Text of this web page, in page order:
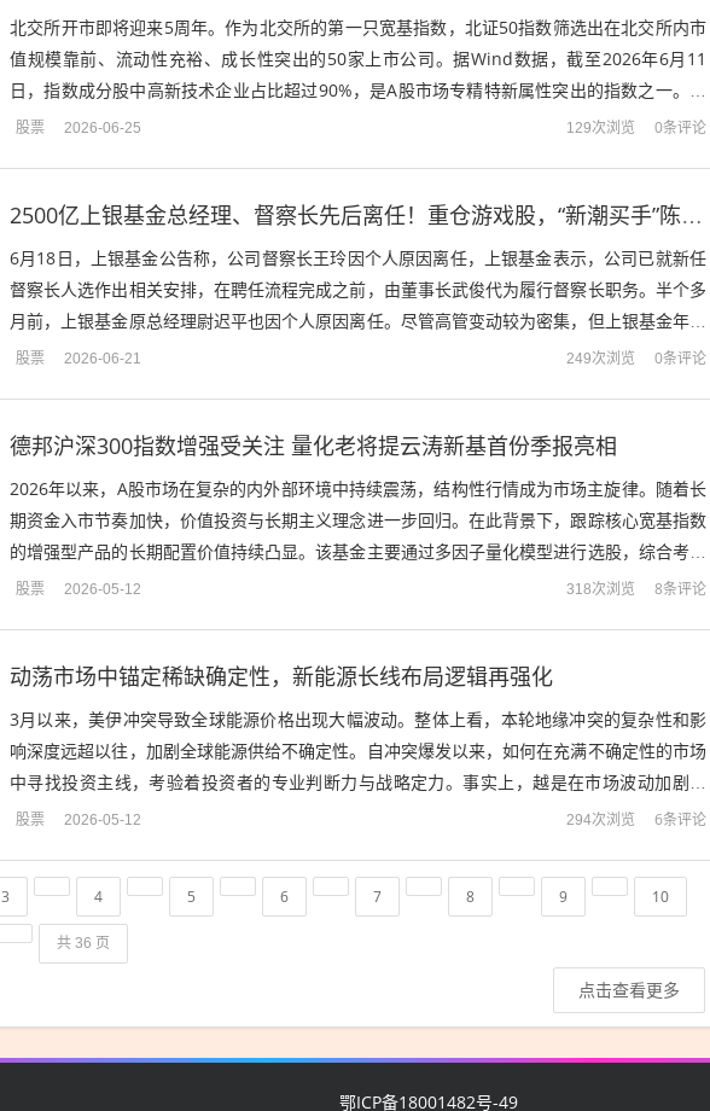
北交所开市即将迎来5周年。作为北交所的第一只宽基指数，北证50指数筛选出在北交所内市
值规模靠前、流动性充裕、成长性突出的50家上市公司。据Wind数据，截至2026年6月11
日，指数成分股中高新技术企业占比超过90%，是A股市场专精特新属性突出的指数之一。针
对北证50指数的核心优势与当前配置价值，近...
股票 2026-06-25 129次浏览 0条评论
2500亿上银基金总经理、督察长先后离任！重仓游戏股，“新潮买手”陈博有产品年内亏23%
6月18日，上银基金公告称，公司督察长王玲因个人原因离任，上银基金表示，公司已就新任
督察长人选作出相关安排，在聘任流程完成之前，由董事长武俊代为履行督察长职务。半个多
月前，上银基金原总经理尉迟平也因个人原因离任。尽管高管变动较为密集，但上银基金年内
在产品发行方面继续保持稳健节奏。6月15日，上银成长...
股票 2026-06-21 249次浏览 0条评论
德邦沪深300指数增强受关注 量化老将提云涛新基首份季报亮相
2026年以来，A股市场在复杂的内外部环境中持续震荡，结构性行情成为市场主旋律。随着长
期资金入市节奏加快，价值投资与长期主义理念进一步回归。在此背景下，跟踪核心宽基指数
的增强型产品的长期配置价值持续凸显。该基金主要通过多因子量化模型进行选股，综合考虑
盈利、质量、竞争力及估值等多维度指标，并在控制市值...
股票 2026-05-12 318次浏览 8条评论
动荡市场中锚定稀缺确定性，新能源长线布局逻辑再强化
3月以来，美伊冲突导致全球能源价格出现大幅波动。整体上看，本轮地缘冲突的复杂性和影
响深度远超以往，加剧全球能源供给不确定性。自冲突爆发以来，如何在充满不确定性的市场
中寻找投资主线，考验着投资者的专业判断力与战略定力。事实上，越是在市场波动加剧阶
段，那些具备长期成长逻辑、能够穿越周期的优质赛道就越能凸...
股票 2026-05-12 294次浏览 6条评论
3 4 5 6 7 8 9 10
共 36 页
点击查看更多
鄂ICP备18001482号-49